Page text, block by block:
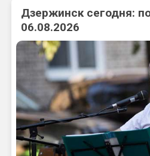
Дзержинск сегодня:
06.08.2026